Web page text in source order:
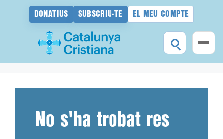
DONATIUS SUBSCRIU-TE EL MEU COMPTE
No s'ha trobat res